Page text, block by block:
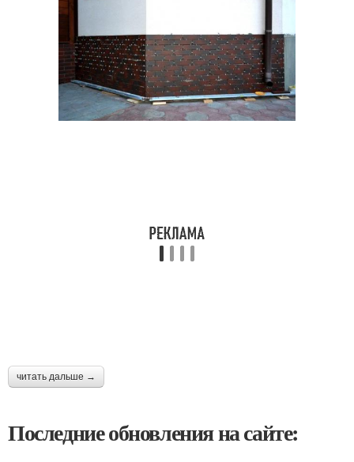
читать дальше →
Последние обновления на сайте: